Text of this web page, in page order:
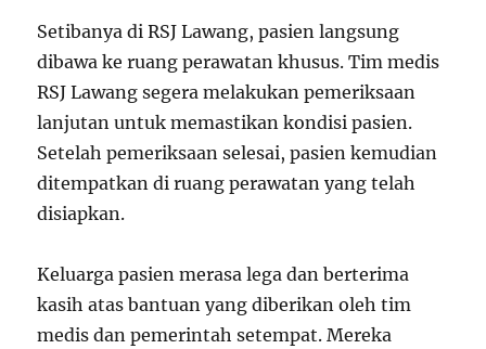
Setibanya di RSJ Lawang, pasien langsung
dibawa ke ruang perawatan khusus. Tim medis
RSJ Lawang segera melakukan pemeriksaan
lanjutan untuk memastikan kondisi pasien.
Setelah pemeriksaan selesai, pasien kemudian
ditempatkan di ruang perawatan yang telah
disiapkan.
Keluarga pasien merasa lega dan berterima
kasih atas bantuan yang diberikan oleh tim
medis dan pemerintah setempat. Mereka